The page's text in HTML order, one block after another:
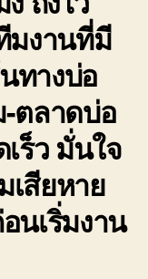
มงานที่มี
ทางบ่อ
ตลาดบ่อ
ร็ว มั่นใจ
สียหาย
นเริ่มงาน